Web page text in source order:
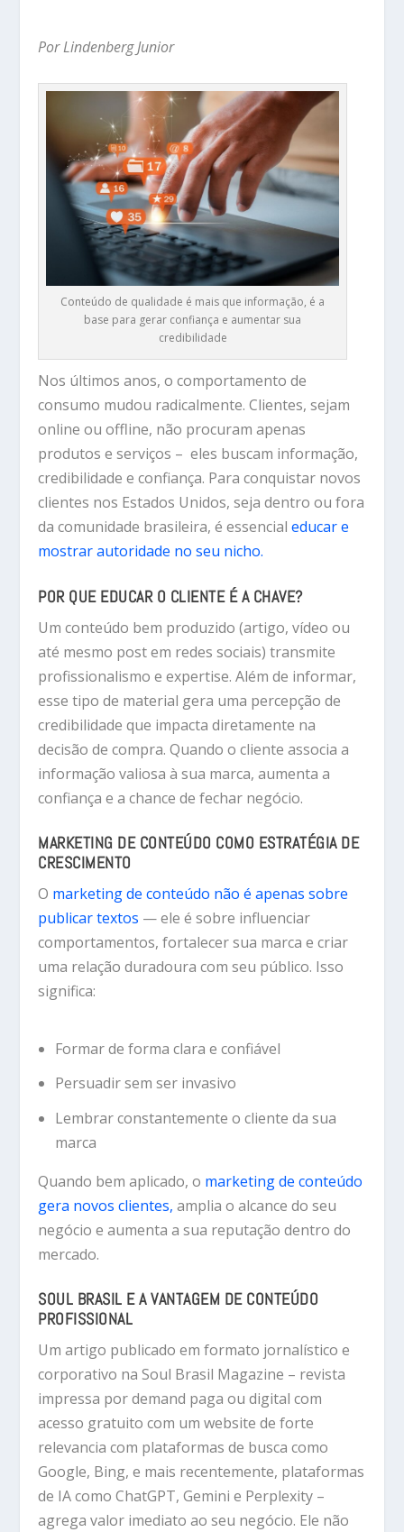
Por Lindenberg Junior
Conteúdo de qualidade é mais que informação, é a
base para gerar confiança e aumentar sua
credibilidade
Nos últimos anos, o comportamento de
consumo mudou radicalmente. Clientes, sejam
online ou offline, não procuram apenas
produtos e serviços – eles buscam informação,
credibilidade e confiança. Para conquistar novos
clientes nos Estados Unidos, seja dentro ou fora
da comunidade brasileira, é essencialeducar e
mostrar autoridade no seu nicho.
POR QUE EDUCAR O CLIENTE É A CHAVE?
Um conteúdo bem produzido (artigo, vídeo ou
até mesmo post em redes sociais) transmite
profissionalismo e expertise. Além de informar,
esse tipo de material gera uma percepção de
credibilidade que impacta diretamente na
decisão de compra. Quando o cliente associa a
informação valiosa à sua marca, aumenta a
confiança e a chance de fechar negócio.
MARKETING DE CONTEÚDO COMO ESTRATÉGIA DE
CRESCIMENTO
O marketing de conteúdo não é apenas sobre
publicar textos — ele é sobre influenciar
comportamentos, fortalecer sua marca e criar
uma relação duradoura com seu público. Isso
significa:
Formar de forma clara e confiável
Persuadir sem ser invasivo
Lembrar constantemente o cliente da sua
marca
Quando bem aplicado, o marketing de conteúdo
gera novos clientes, amplia o alcance do seu
negócio e aumenta a sua reputação dentro do
mercado.
SOUL BRASIL E A VANTAGEM DE CONTEÚDO
PROFISSIONAL
Um artigo publicado em formato jornalístico e
corporativo naSoul Brasil Magazine – revista
impressa por demand paga ou digital com
acesso gratuito com um website de forte
relevancia com plataformas de busca como
Google, Bing, e mais recentemente, plataformas
de IA como ChatGPT, Gemini e Perplexity –
agrega valor imediato ao seu negócio. Ele não